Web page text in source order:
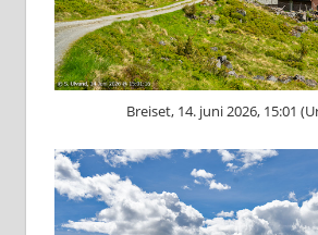
Breiset, 14. juni 2026, 15:01